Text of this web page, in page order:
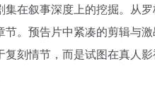
在叙事深度上的挖掘。从
。预告片中紧凑的剪辑与
刻情节，而是试图在真人